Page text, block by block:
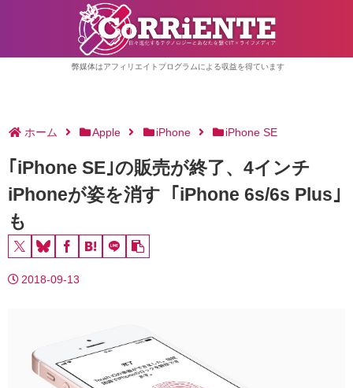
弊媒体はアフィリエイトプログラムによる収益を得ています
ホーム Apple iPhone iPhone SE
｢iPhone SE｣の販売が終了、4インチ
iPhoneが姿を消す ｢iPhone 6s/6s Plus｣
も
2018-09-13